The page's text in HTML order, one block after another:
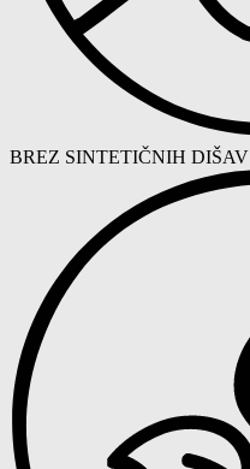
BREZ SINTETIČNIH DIŠAV